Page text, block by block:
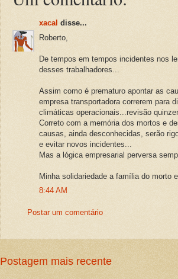
xacal disse...
Roberto,
De tempos em tempos incidentes nos
desses trabalhadores...
Assim como é prematuro apontar as
empresa transportadora correrem para
climáticas operacionais...revisão
Correto com a memória dos mortos e
causas, ainda desconhecidas, serão
e evitar novos incidentes...
Mas a lógica empresarial perversa
Minha solidariedade a família do morto
8:44 AM
Postar um comentário
Postagem mais recente